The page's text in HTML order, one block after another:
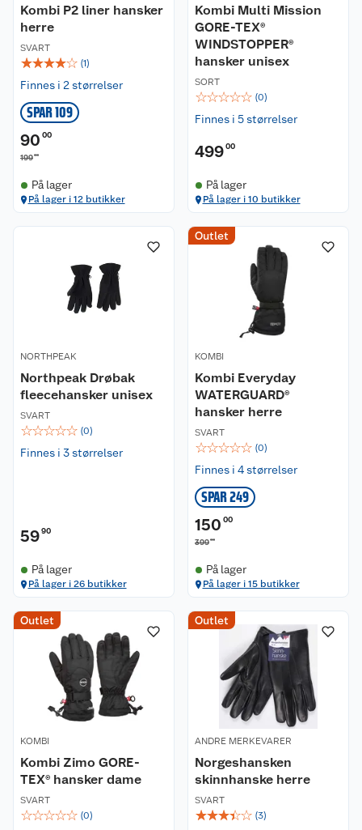
Kombi P2 liner hansker
herre
SVART
☆☆☆☆☆ (1)
Finnes i 2 størrelser
SPAR 109
90 00
19900
På lager
På lager i 12 butikker
Kombi Multi Mission
GORE-TEX®
WINDSTOPPER®
hansker unisex
SORT
☆☆☆☆☆ (0)
Finnes i 5 størrelser
49900
På lager
På lager i 10 butikker
NORTHPEAK
Northpeak Drøbak
fleecehansker unisex
SVART
☆☆☆☆☆ (0)
Finnes i 3 størrelser
5990
På lager
På lager i 26 butikker
Outlet
KOMBI
Kombi Everyday
WATERGUARD®
hansker herre
SVART
☆☆☆☆☆ (0)
Finnes i 4 størrelser
SPAR 249
150 00
39900
På lager
På lager i 15 butikker
Outlet
KOMBI
Kombi Zimo GORE-
TEX® hansker dame
SVART
☆☆☆☆☆ (0)
Outlet
ANDRE MERKEVARER
Norgeshansken
skinnhanske herre
SVART
☆☆☆☆☆ (3)